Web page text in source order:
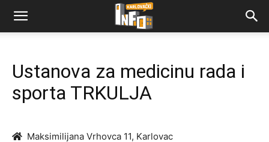
Ustanova za medicinu rada i
sporta TRKULJA
Maksimilijana Vrhovca 11, Karlovac